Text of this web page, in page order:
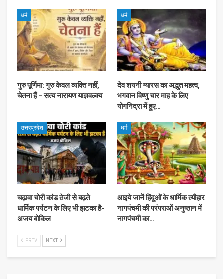
धर्म
गुरु पूर्णिमा: गुरु केवल व्यक्ति नहीं,
चेतना हैं – सत्य नारायण याज्ञवल्क्य
धर्म
देव शयनी ग्यारस का अद्भुत महत्व,
भगवान विष्णु चार माह के लिए
योगनिद्रा में हुए…
उत्तरप्रदेश
चढ़ावा चोरी कांड तेजी से बढ़ते
धार्मिक पर्यटन के लिए भी झटका है-
अजय बोकिल
धर्म
आइये जानें हिंदुओं के धार्मिक त्यौहार
नागपंचमी की परंपराओं अनुष्ठान में
नागपंचमी का…
PREV NEXT